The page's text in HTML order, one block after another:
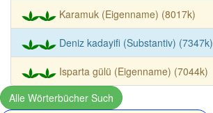
Karamuk (Eigenname) (8017k)
Deniz kadayifi (Substantiv) (7347k)
Isparta gülü (Eigenname) (7044k)
Alle Wörterbücher Such